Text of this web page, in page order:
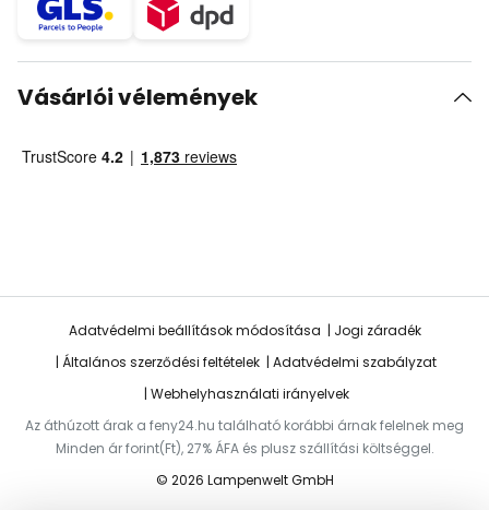
Vásárlói vélemények
Adatvédelmi beállítások módosítása
Jogi záradék
Általános szerződési feltételek
Adatvédelmi szabályzat
Webhelyhasználati irányelvek
Az áthúzott árak a feny24.hu található korábbi árnak felelnek meg
Minden ár forint(Ft), 27% ÁFA és plusz szállítási költséggel.
© 2026 Lampenwelt GmbH